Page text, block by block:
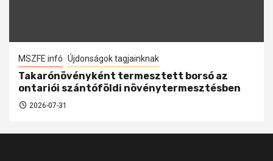
MSZFE infó Újdonságok tagjainknak
Takarónövényként termesztett borsó az
ontariói szántóföldi növénytermesztésben
2026-07-31